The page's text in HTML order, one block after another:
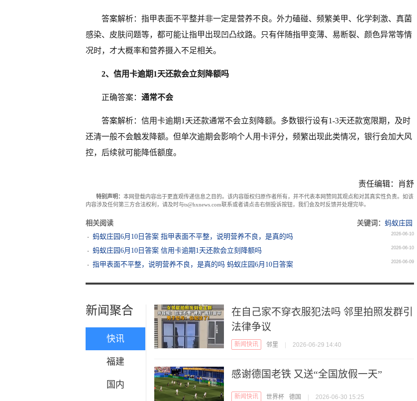
答案解析：指甲表面不平整并非一定是营养不良。外力磕碰、频繁美甲、化学刺激、真菌
感染、皮肤问题等，都可能让指甲出现凹凸纹路。只有伴随指甲变薄、易断裂、颜色异常等情
况时，才大概率和营养摄入不足相关。
2、信用卡逾期1天还款会立刻降额吗
正确答案： 通常不会
答案解析：信用卡逾期1天还款通常不会立刻降额。多数银行设有1-3天还款宽限期，及时
还清一般不会触发降额。但单次逾期会影响个人用卡评分，频繁出现此类情况，银行会加大风
控，后续就可能降低额度。
责任编辑：肖舒
特别声明： 本网登载内容出于更直观传递信息之目的。该内容版权归原作者所有，并不代表本网赞同其观点和对其真实性负责。如该
内容涉及任何第三方合法权利，请及时与ts@hxnews.com联系或者请点击右侧投诉按钮，我们会及时反馈并处理完毕。
相关阅读 关键词： 蚂蚁庄园
蚂蚁庄园6月10日答案 指甲表面不平整，说明营养不良，是真的吗
2026-06-10
蚂蚁庄园6月10日答案 信用卡逾期1天还款会立刻降额吗 2026-06-10
指甲表面不平整，说明营养不良，是真的吗 蚂蚁庄园6月10日答案 2026-06-09
新闻聚合
快讯
福建
国内
在自己家不穿衣服犯法吗 邻里拍照发群引
法律争议
新闻快讯 邻里 2026-06-29 14:40
感谢德国老铁 又送“全国放假一天”
新闻快讯 世界杯 德国 2026-06-30 15:25